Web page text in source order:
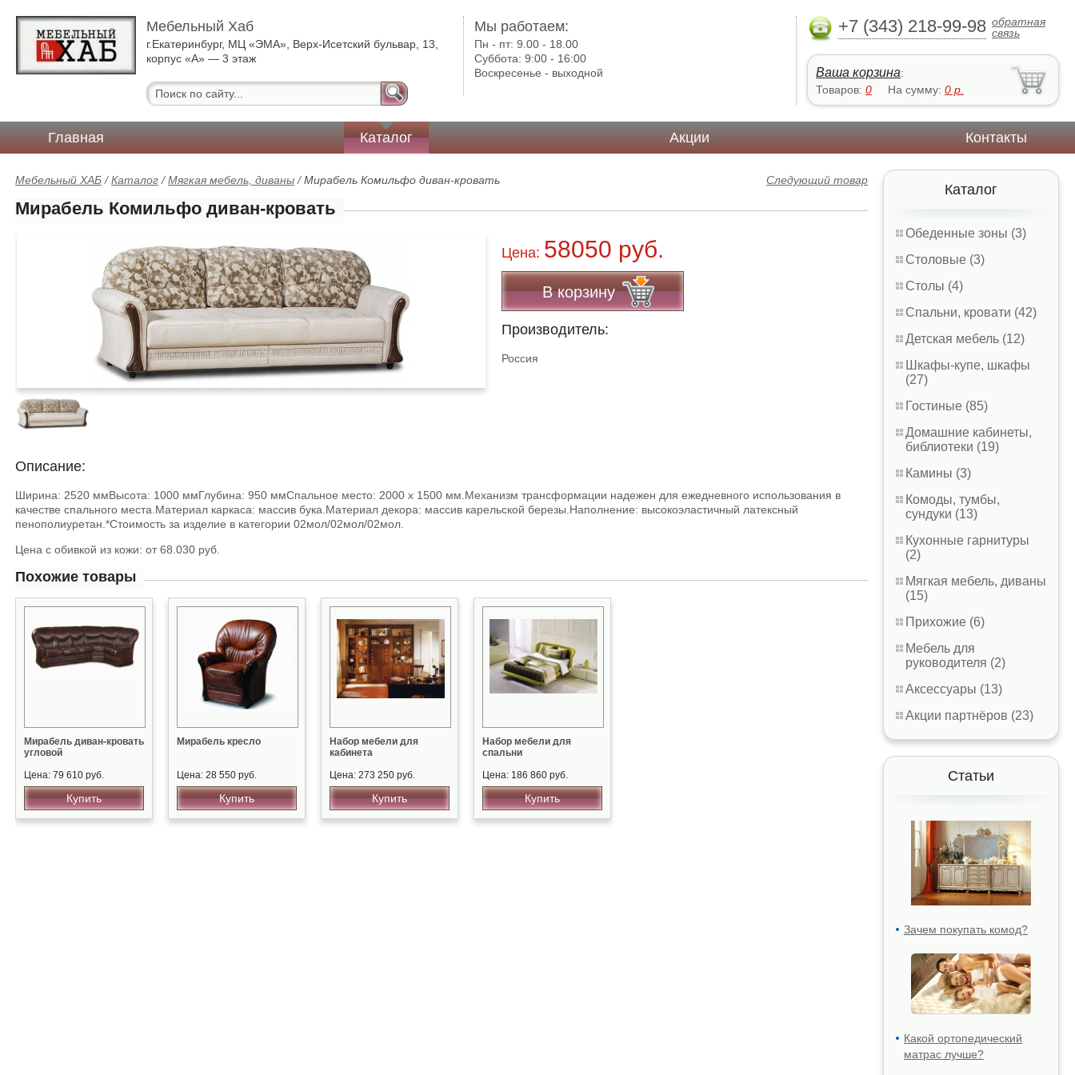
Мебельный Хаб
г.Екатеринбург, МЦ «ЭМА», Верх-Исетский бульвар, 13,
корпус «А» — 3 этаж
Мы работаем:
Пн - пт:9.00 - 18.00
Суббота:9:00 - 16:00
Воскресенье - выходной
+7 (343) 218-99-98 обратная
связь
Ваша корзина:
Товаров: 0 На сумму: 0 р.
Главная Каталог Акции Контакты
Каталог
Обеденные зоны (3)
Столовые (3)
Столы (4)
Спальни, кровати (42)
Детская мебель (12)
Шкафы-купе, шкафы
(27)
Гостиные (85)
Домашние кабинеты,
библиотеки (19)
Камины (3)
Комоды, тумбы,
сундуки (13)
Кухонные гарнитуры
(2)
Мягкая мебель, диваны
(15)
Прихожие (6)
Мебель для
руководителя (2)
Аксессуары (13)
Акции партнёров (23)
Статьи
Зачем покупать комод?
Какой ортопедический
матрас лучше?
Следующий товар
Мебельный ХАБ /Каталог /Мягкая мебель, диваны /Мирабель Комильфо диван-кровать
Мирабель Комильфо диван-кровать
Цена: 58050 руб.
В корзину
Производитель:
Россия
Описание:
Ширина: 2520 ммВысота: 1000 ммГлубина: 950 ммСпальное место: 2000 х 1500 мм.Механизм трансформации надежен для ежедневного использования в
качестве спального места.Материал каркаса: массив бука.Материал декора: массив карельской березы.Наполнение: высокоэластичный латексный
пенополиуретан.*Стоимость за изделие в категории 02мол/02мол/02мол.
Цена с обивкой из кожи: от 68.030 руб.
Похожие товары
Мирабель диван-кровать
угловой
Цена: 79 610 руб.
Купить
Мирабель кресло
Цена: 28 550 руб.
Купить
Набор мебели для
кабинета
Цена: 273 250 руб.
Купить
Набор мебели для
спальни
Цена: 186 860 руб.
Купить